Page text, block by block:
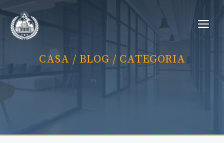
Vai
CASA / BLOG / CATEGORIA